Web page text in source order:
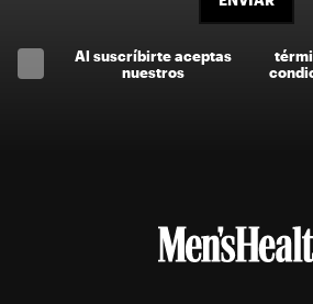
Al suscríbirte aceptas
nuestros